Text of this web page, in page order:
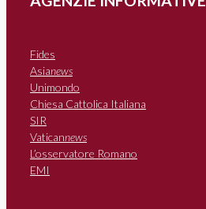
Fides
Asianews
Unimondo
Chiesa Cattolica Italiana
SIR
Vaticannews
L’osservatore Romano
EMI